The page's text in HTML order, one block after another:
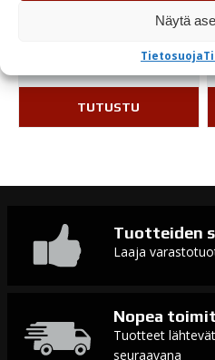
Näytä
Tietosuoja
Loppu varastosta
TUTUSTU
Tuotteiden
Laaja
Nopea
Tuotteet
seuraavana